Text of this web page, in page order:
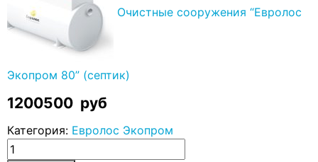
Очистные сооружения “Евролос
Экопром 80” (септик)
1200500 руб
Категория: Евролос Экопром